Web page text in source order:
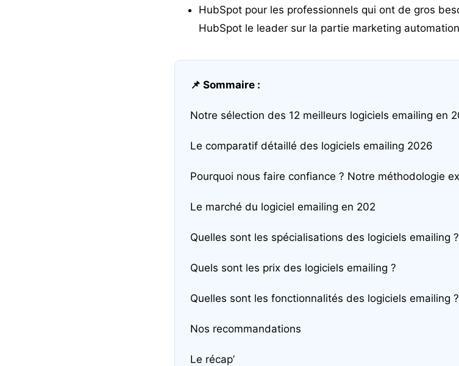
HubSpotpour les professionnels qui ont de gros
HubSpot le leader sur la partie marketing
📌 Sommaire :
Notre sélection des 12 meilleurs logiciels emailing en
Le comparatif détaillé des logiciels emailing 2026
Pourquoi nous faire confiance ? Notre méthodologie
Le marché du logiciel emailing en 202
Quelles sont les spécialisations des logiciels emailing ?
Quels sont les prix des logiciels emailing ?
Quelles sont les fonctionnalités des logiciels emailing ?
Nos recommandations
Le récap’